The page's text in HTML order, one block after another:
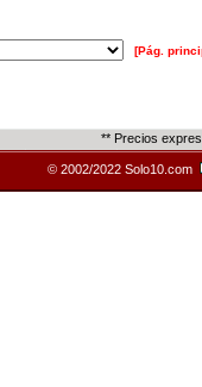
[Pág.
** Precios
© 2002/2022 Solo10.com